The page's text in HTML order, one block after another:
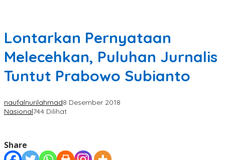
Lontarkan Pernyataan
Melecehkan, Puluhan Jurnalis
Tuntut Prabowo Subianto
naufalnurilahmad8 Desember 2018
Nasional744 Dilihat
Share